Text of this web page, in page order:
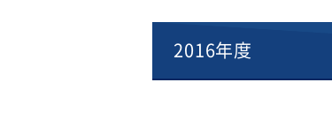
2016年度